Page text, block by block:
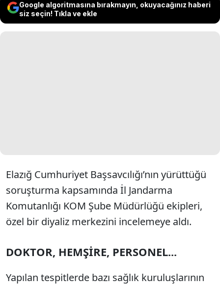
Google algoritmasına bırakmayın, okuyacağınız haberi
siz seçin! Tıkla ve ekle
Elazığ Cumhuriyet Başsavcılığı’nın yürüttüğü
soruşturma kapsamında İl Jandarma
Komutanlığı KOM Şube Müdürlüğü ekipleri,
özel bir diyaliz merkezini incelemeye aldı.
DOKTOR, HEMŞİRE, PERSONEL...
Yapılan tespitlerde bazı sağlık kuruluşlarının